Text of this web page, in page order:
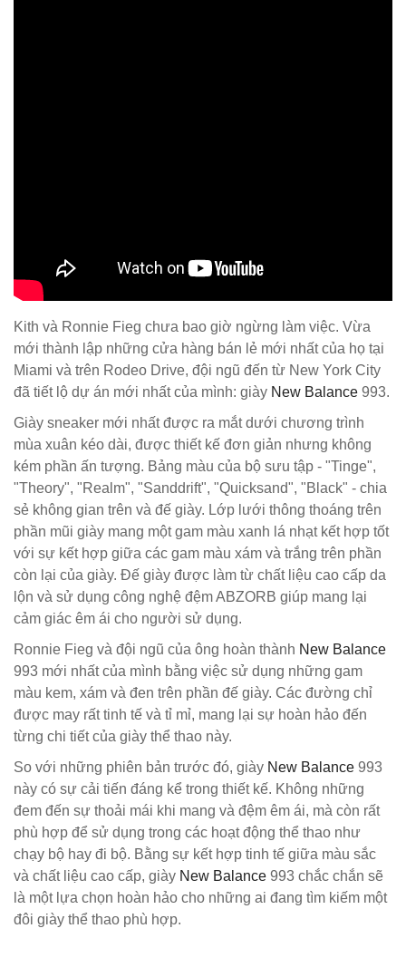
Kith và Ronnie Fieg chưa bao giờ ngừng làm việc. Vừa
mới thành lập những cửa hàng bán lẻ mới nhất của họ tại
Miami và trên Rodeo Drive, đội ngũ đến từ New York City
đã tiết lộ dự án mới nhất của mình: giày New Balance 993.
Giày sneaker mới nhất được ra mắt dưới chương trình
mùa xuân kéo dài, được thiết kế đơn giản nhưng không
kém phần ấn tượng. Bảng màu của bộ sưu tập - "Tinge",
"Theory", "Realm", "Sanddrift", "Quicksand", "Black" - chia
sẻ không gian trên và đế giày. Lớp lưới thông thoáng trên
phần mũi giày mang một gam màu xanh lá nhạt kết hợp tốt
với sự kết hợp giữa các gam màu xám và trắng trên phần
còn lại của giày. Đế giày được làm từ chất liệu cao cấp da
lộn và sử dụng công nghệ đệm ABZORB giúp mang lại
cảm giác êm ái cho người sử dụng.
Ronnie Fieg và đội ngũ của ông hoàn thành New Balance
993 mới nhất của mình bằng việc sử dụng những gam
màu kem, xám và đen trên phần đế giày. Các đường chỉ
được may rất tinh tế và tỉ mỉ, mang lại sự hoàn hảo đến
từng chi tiết của giày thể thao này.
So với những phiên bản trước đó, giày New Balance 993
này có sự cải tiến đáng kể trong thiết kế. Không những
đem đến sự thoải mái khi mang và đệm êm ái, mà còn rất
phù hợp để sử dụng trong các hoạt động thể thao như
chạy bộ hay đi bộ. Bằng sự kết hợp tinh tế giữa màu sắc
và chất liệu cao cấp, giày New Balance 993 chắc chắn sẽ
là một lựa chọn hoàn hảo cho những ai đang tìm kiếm một
đôi giày thể thao phù hợp.